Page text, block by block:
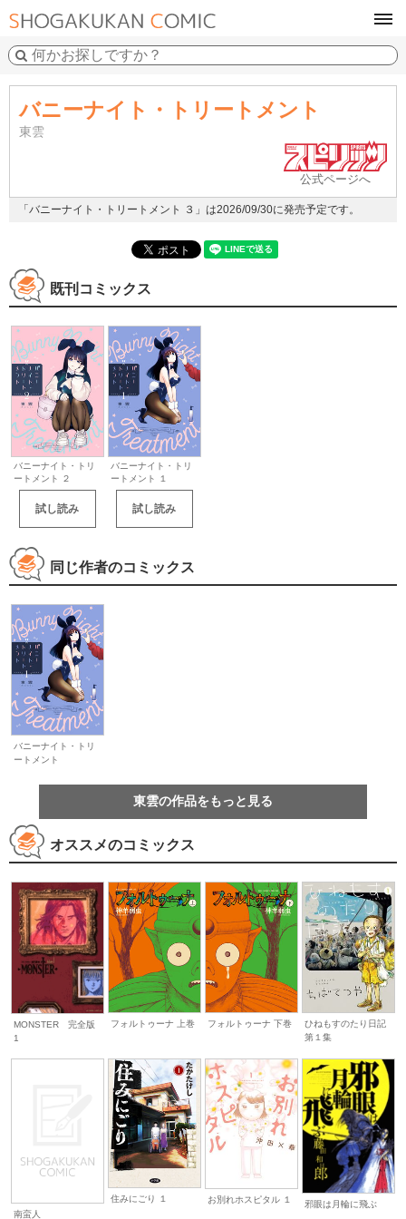
バニーナイト・トリートメント
東雲
公式ページへ
「バニーナイト・トリートメント ３」は2026/09/30に発売予定です。
既刊コミックス
バニーナイト・トリ
ートメント ２
試し読み
バニーナイト・トリ
ートメント １
試し読み
同じ作者のコミックス
バニーナイト・トリ
ートメント
東雲の作品をもっと見る
オススメのコミックス
MONSTER 完全版
1
フォルトゥーナ 上巻 フォルトゥーナ 下巻
ひねもすのたり日記
第１集
南蛮人
住みにごり １ お別れホスピタル １ 邪眼は月輪に飛ぶ